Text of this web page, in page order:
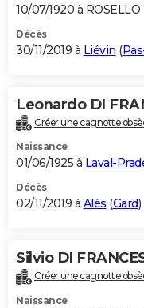
10/07/1920 à ROSELLO
Décès
30/11/2019 à Liévin (
Leonardo DI
Créer une cagnotte
Naissance
01/06/1925 à Laval-
Décès
02/11/2019 à Alès (Gard)
Silvio DI
Créer une cagnotte
Naissance